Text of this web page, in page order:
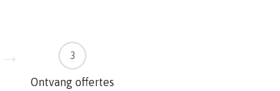
3
Ontvang offertes